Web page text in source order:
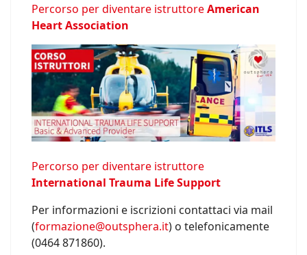
Percorso per diventare istruttoreAmerican
Heart Association
Percorso per diventare istruttore
International Trauma Life Support
Per informazioni e iscrizioni contattaci via mail
(formazione@outsphera.it) o telefonicamente
(0464 871860).